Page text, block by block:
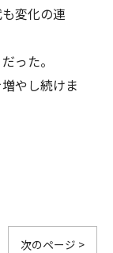
変化の連
った。
やし続けま
次のページ >